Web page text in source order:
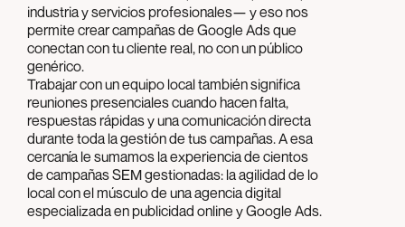
industria y servicios profesionales— y eso nos
permite crear campañas de Google Ads que
conectan con tu cliente real, no con un público
genérico.
Trabajar con un equipo local también significa
reuniones presenciales cuando hacen falta,
respuestas rápidas y una comunicación directa
durante toda la gestión de tus campañas. A esa
cercanía le sumamos la experiencia de cientos
de campañas SEM gestionadas: la agilidad de lo
local con el músculo de una agencia digital
especializada en publicidad online y Google Ads.